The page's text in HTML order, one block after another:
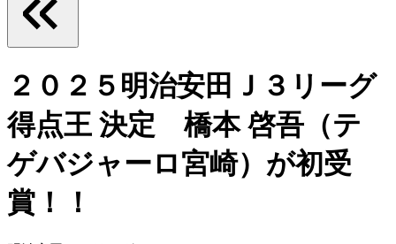
２０２５明治安田Ｊ３リーグ
得点王 決定 橋本 啓吾（テ
ゲバジャーロ宮崎）が初受
賞！！